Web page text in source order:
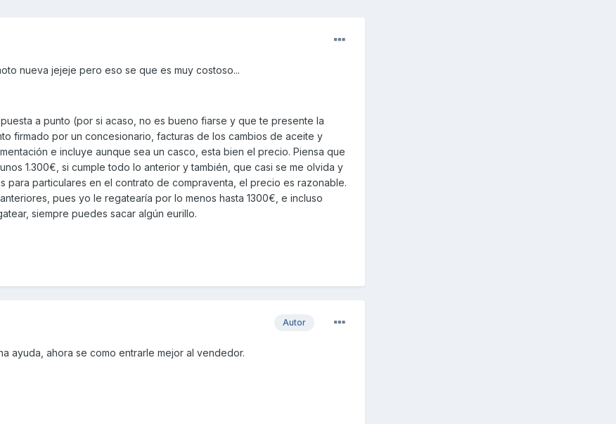
nueva jejeje pero eso se que es muy costoso...
a punto (por si acaso, no es bueno fiarse y que te presente la
firmado por un concesionario, facturas de los cambios de aceite y
e incluye aunque sea un casco, esta bien el precio. Piensa que
1.300€, si cumple todo lo anterior y también, que casi se me olvida y
para particulares en el contrato de compraventa, el precio es razonable.
pues yo le regatearía por lo menos hasta 1300€, e incluso
siempre puedes sacar algún eurillo.
Autor
ayuda, ahora se como entrarle mejor al vendedor.